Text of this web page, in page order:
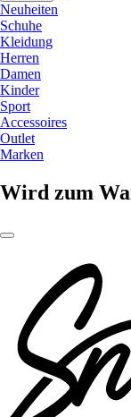
Neuheiten
Schuhe
Kleidung
Herren
Damen
Kinder
Sport
Accessoires
Outlet
Marken
Wird zum